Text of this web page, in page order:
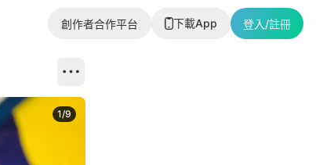
創作者合作平台 下載App 登入/註冊
1/9